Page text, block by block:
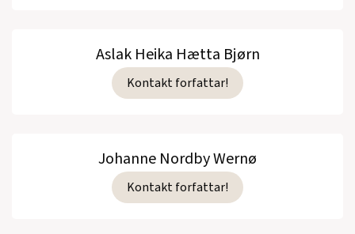
Aslak Heika Hætta Bjørn
Kontakt forfattar!
Johanne Nordby Wernø
Kontakt forfattar!